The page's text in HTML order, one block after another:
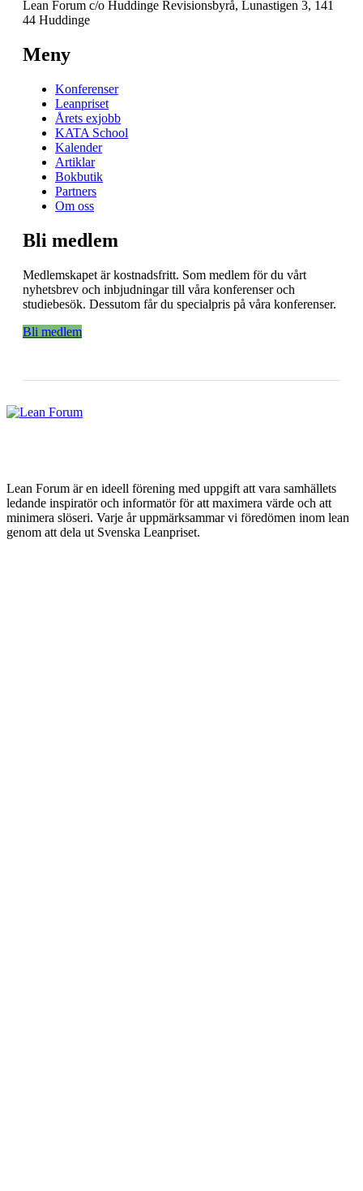
Lean Forum c/o Huddinge Revisionsbyrå, Lunastigen 3, 141
44 Huddinge
Meny
Konferenser
Leanpriset
Årets exjobb
KATA School
Kalender
Artiklar
Bokbutik
Partners
Om oss
Bli medlem
Medlemskapet är kostnadsfritt. Som medlem för du vårt
nyhetsbrev och inbjudningar till våra konferenser och
studiebesök. Dessutom får du specialpris på våra konferenser.
Bli medlem
Lean Forum är en ideell förening med uppgift att vara samhällets
ledande inspiratör och informatör för att maximera värde och att
minimera slöseri. Varje år uppmärksammar vi föredömen inom lean
genom att dela ut Svenska Leanpriset.